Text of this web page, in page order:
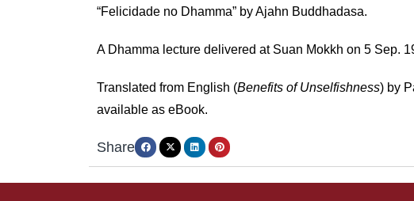
“Felicidade no Dhamma” by Ajahn Buddhadasa.
A Dhamma lecture delivered at Suan Mokkh on 5 Sep.
Translated from English (Benefits of Unselfishness) by
available as eBook.
Share